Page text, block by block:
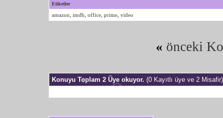
Etiketler
amazon imdb office prime video
« önceki
Konuyu Toplam 2 Üye okuyor. (0 Kayıtlı üye ve 2 Misafir)